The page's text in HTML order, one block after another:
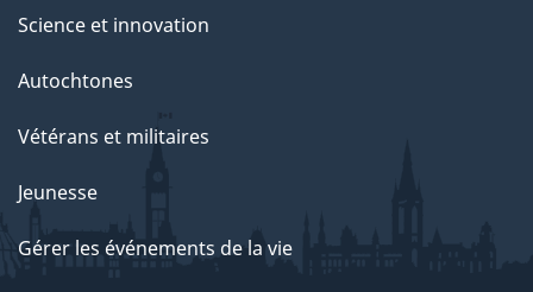
Science et innovation
Autochtones
Vétérans et militaires
Jeunesse
Gérer les événements de la vie